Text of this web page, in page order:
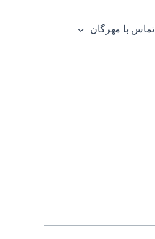
تماس با مهرگان